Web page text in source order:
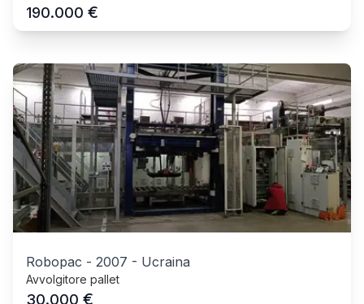
190.000 €
Robopac - 2007 - Ucraina
Avvolgitore pallet
30.000 €